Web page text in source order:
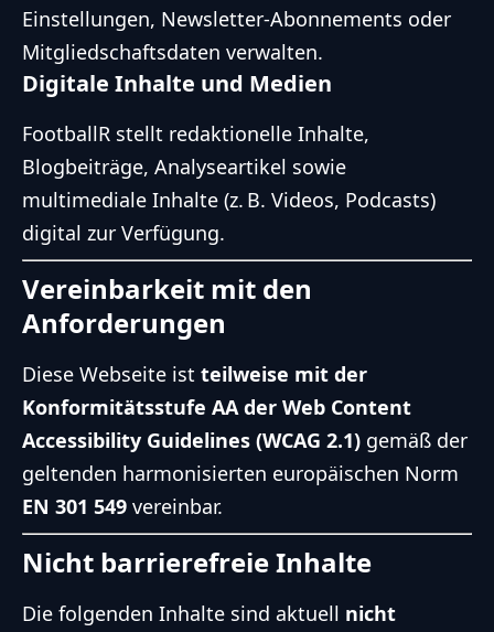
Einstellungen, Newsletter-Abonnements oder
Mitgliedschaftsdaten verwalten.
Digitale Inhalte und Medien
FootballR stellt redaktionelle Inhalte,
Blogbeiträge, Analyseartikel sowie
multimediale Inhalte (z. B. Videos, Podcasts)
digital zur Verfügung.
Vereinbarkeit mit den
Anforderungen
Diese Webseite ist teilweise mit der
Konformitätsstufe AA der Web Content
Accessibility Guidelines (WCAG 2.1) gemäß der
geltenden harmonisierten europäischen Norm
EN 301 549 vereinbar.
Nicht barrierefreie Inhalte
Die folgenden Inhalte sind aktuell nicht